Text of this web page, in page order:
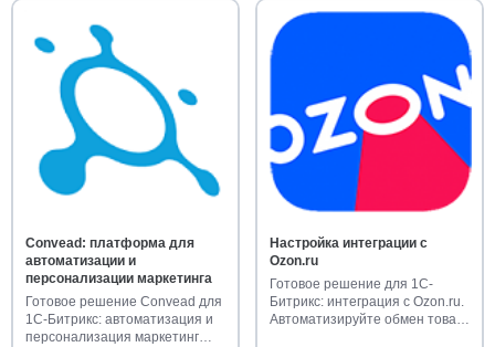
Convead: платформа для
автоматизации и
персонализации маркетинга
Готовое решение Convead для
1С-Битрикс: автоматизация и
персонализация маркетинг…
Настройка интеграции с
Ozon.ru
Готовое решение для 1С-
Битрикс: интеграция с Ozon.ru.
Автоматизируйте обмен това…